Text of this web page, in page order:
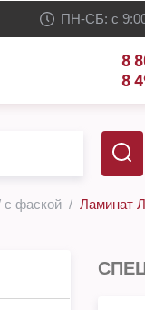
ПН-СБ: с
8
8
с фаской
Ламинат